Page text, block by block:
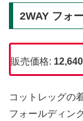
2WAY フォ
販売価格:
コットレッグの
フォールディン